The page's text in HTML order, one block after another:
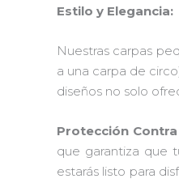
Estilo y Elegancia:
Nuestras carpas
a una carpa de
diseños no solo
Protección
que garantiza que
estarás listo para